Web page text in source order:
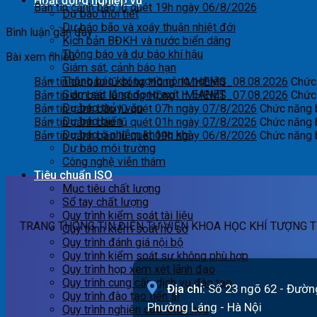
Dự báo thời tiết
Dự báo bão và xoáy thuận nhiệt đới
Kịch bản BĐKH và nước biển dâng
Thông báo và dự báo khí hậu
Giám sát, cảnh báo hạn
Thông báo khí tượng nông nghiệp
Giám sát lắng đọng axít – EANET
Dự báo thủy văn
Dự báo biển
Dự báo ô nhiễm không khí
Dự báo môi trường
Công nghệ viễn thám
Tiêu chuẩn ISO
Mục tiêu chất lượng
Sổ tay chất lượng
Quy trình kiểm soát tài liệu
Quy trình kiểm soát hồ sơ
Quy trình đánh giá nội bộ
Quy trình kiểm soát sự không phù hợp
Quy trình họp xem xét lãnh đạo
Quy trình cung cấp dịch vụ đào tạo
Quy trình đào tạo tiến sĩ
Quy trình nghiên cứu khoa học
Bản tin cảnh báo lũ quét 19h ngày 06/8/2026
Bình luận gần đây
Bài xem nhiều
Bản tin dự báo lũ sông Hồng_IMHEMS_08.08.2026
Bản tin dự báo lũ sông Hồng_IMHEMS_07.08.2026
Bản tin cảnh báo lũ quét 07h ngày 07/8/2026 Chức năng
Bản tin cảnh báo lũ quét 01h ngày 07/8/2026 Chức năng
Bản tin cảnh báo lũ quét 19h ngày 06/8/2026 Chức năng
TRANG THÔNG TIN ĐIỆN TỬ VIỆN KHOA HỌC KHÍ TƯỢNG
Địa chỉ:Số 23 ngõ 62 -
Phường Láng - Hà Nội